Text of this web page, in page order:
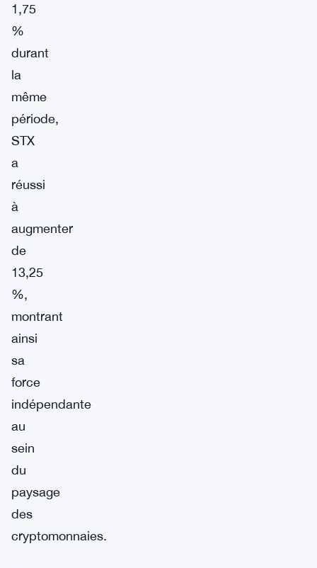
1,75
%
durant
la
même
période,
STX
a
réussi
à
augmenter
de
13,25
%,
montrant
ainsi
sa
force
indépendante
au
sein
du
paysage
des
cryptomonnaies.